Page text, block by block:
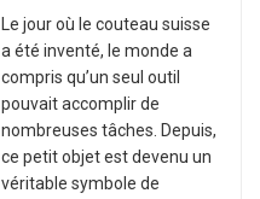
Le jour où le couteau suisse
a été inventé, le monde a
compris qu’un seul outil
pouvait accomplir de
nombreuses tâches. Depuis,
ce petit objet est devenu un
véritable symbole de